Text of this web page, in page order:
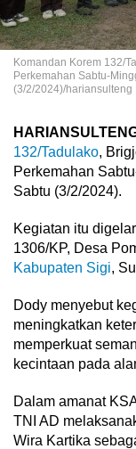
Komandan Korem 132/
Perkemahan Sabtu-
(3/2/2024)/hariansulteng
132/Tadulako,
Perkemahan
Sabtu (3/2/2024).
Kegiatan itu
1306/KP, Desa
Kabupaten Sigi,
Dody menyebut
meningkatkan
memperkuat
kecintaan pada
Dalam amanat
TNI AD
Wira Kartika